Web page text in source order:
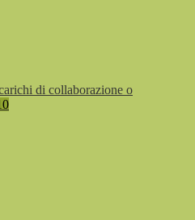
di collaborazione o